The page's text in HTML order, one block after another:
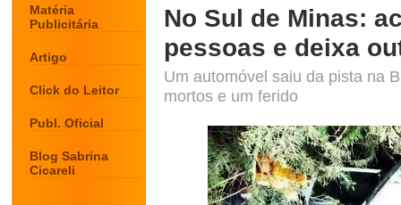
Matéria
Publicitária
Artigo
Click do Leitor
Publ. Oficial
Blog Sabrina
Cicareli
No Sul de Minas:
pessoas e deixa
Um automóvel saiu da pista na
mortos e um ferido